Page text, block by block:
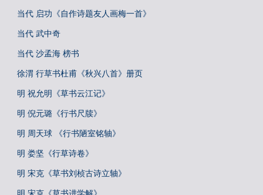
当代 启功《自作诗题友人画梅一首》
当代 武中奇
当代 沙孟海 榜书
徐渭 行草书杜甫《秋兴八首》册页
明 祝允明《草书云江记》
明 倪元璐《行书尺牍》
明 周天球 《行书陋室铭轴》
明 娄坚《行草诗卷》
明 宋克《草书刘桢古诗立轴》